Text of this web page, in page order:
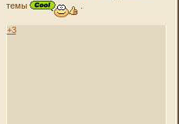
темы
+3